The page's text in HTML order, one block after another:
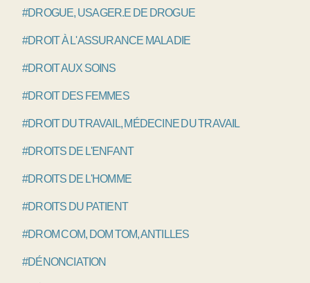
#DROGUE, USAGER.E DE DROGUE
#DROIT À L'ASSURANCE MALADIE
#DROIT AUX SOINS
#DROIT DES FEMMES
#DROIT DU TRAVAIL, MÉDECINE DU TRAVAIL
#DROITS DE L'ENFANT
#DROITS DE L'HOMME
#DROITS DU PATIENT
#DROM COM, DOM TOM, ANTILLES
#DÉNONCIATION